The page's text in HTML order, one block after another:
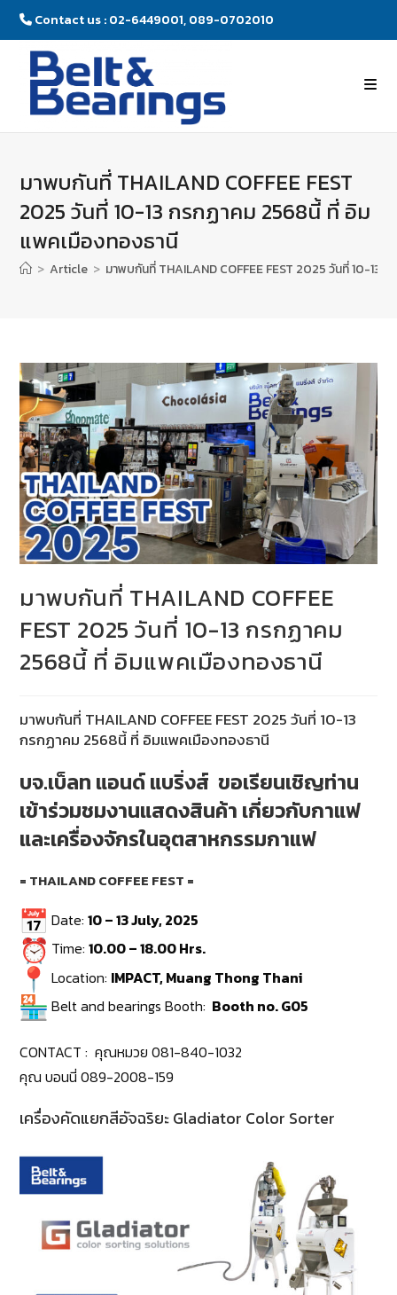
Contact us : 02-6449001, 089-0702010
มาพบกันที่ THAILAND COFFEE FEST
2025 วันที่ 10-13 กรกฏาคม 2568นี้ ที่ อิม
แพคเมืองทองธานี
> Article > มาพบกันที่ THAILAND COFFEE FEST 2025 วันที่ 10-
มาพบกันที่ THAILAND COFFEE
FEST 2025 วันที่ 10-13 กรกฏาคม
2568นี้ ที่ อิมแพคเมืองทองธานี
มาพบกันที่ THAILAND COFFEE FEST 2025 วันที่ 10-13
กรกฏาคม 2568นี้ ที่ อิมแพคเมืองทองธานี
บจ.เบ็ลท แอนด์ แบริ่งส์ ขอเรียนเชิญท่าน
เข้าร่วมชมงานแสดงสินค้า เกี่ยวกับกาแฟ
และเครื่องจักรในอุตสาหกรรมกาแฟ
= THAILAND COFFEE FEST =
Date:10 – 13 July, 2025
Time:10.00 – 18.00 Hrs.
Location: IMPACT, Muang Thong Thani
Belt and bearings Booth: Booth no. G05
CONTACT : คุณหมวย 081-840-1032
คุณ บอนนี่ 089-2008-159
เครื่องคัดแยกสีอัจฉริยะ Gladiator Color Sorter